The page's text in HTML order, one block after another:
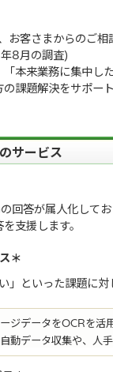
お客さまからのご相
8月の調査)
本来業務に集中し
課題解決をサポー
サービス
回答が属人化して
支援します。
＊
」といった課題に
ジデータをOCRを活
動データ収集や、人